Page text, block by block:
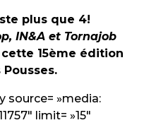
plus que 4!
IN&A et Tornajob
15ème édition
source= »media:
limit= »15″